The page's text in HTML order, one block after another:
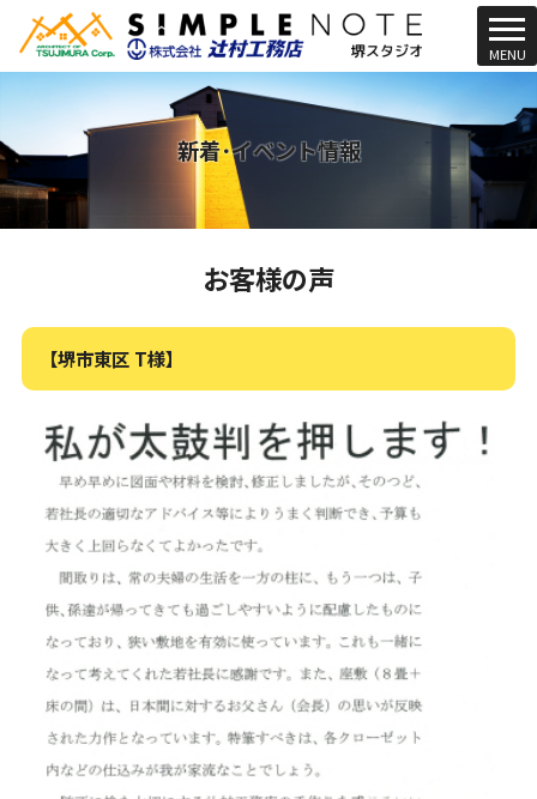
t
o
g
g
l
a
a
i
MENU
新着･イベント情報
お客様の声
【堺市東区 T様】